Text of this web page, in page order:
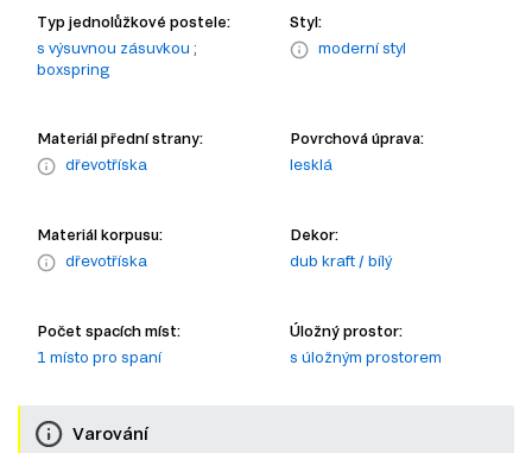
Typ jednolůžkové postele:
s výsuvnou zásuvkou ;
boxspring
Styl:
moderní styl
Materiál přední strany:
dřevotříska
Povrchová úprava:
lesklá
Materiál korpusu:
dřevotříska
Dekor:
dub kraft / bílý
Počet spacích míst:
1 místo pro spaní
Úložný prostor:
s úložným prostorem
Varování